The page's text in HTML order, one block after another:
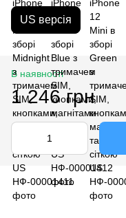
US версія
В наявності
1 246 грн